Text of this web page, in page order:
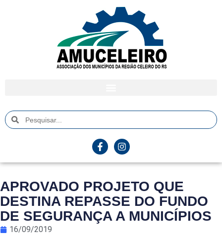
APROVADO PROJETO QUE
DESTINA REPASSE DO FUNDO
DE SEGURANÇA A MUNICÍPIOS
16/09/2019